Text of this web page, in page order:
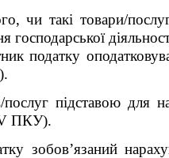
чи такі товари/
податку
підставою для
V ПКУ).
зобов’язаний